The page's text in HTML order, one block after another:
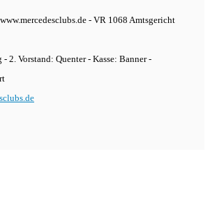
- VR 1068 Amtsgericht
2. Vorstand: Quenter - Kasse: Banner -